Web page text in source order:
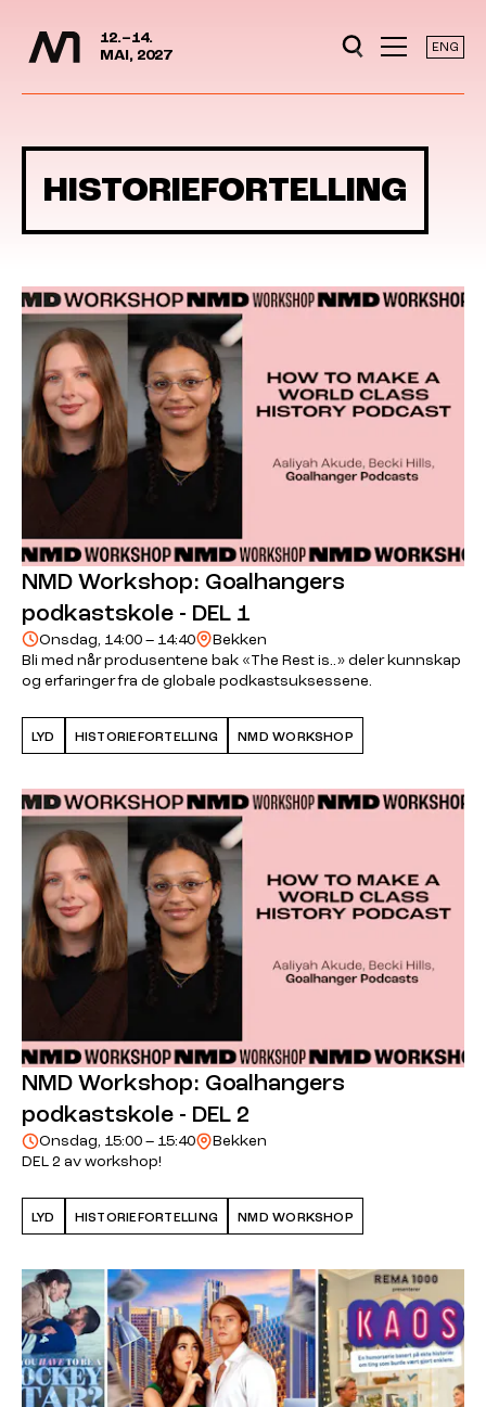
Hopp til hovedinnhold
12.–14.
MAI, 2027
ENG
HISTORIEFORTELLING
NMD Workshop: Goalhangers
podkastskole - DEL 1
Onsdag, 14:00 – 14:40
Bekken
Bli med når produsentene bak «The Rest is..» deler kunnskap
og erfaringer fra de globale podkastsuksessene.
LYD HISTORIEFORTELLING NMD WORKSHOP
NMD Workshop: Goalhangers
podkastskole - DEL 2
Onsdag, 15:00 – 15:40
Bekken
DEL 2 av workshop!
LYD HISTORIEFORTELLING NMD WORKSHOP